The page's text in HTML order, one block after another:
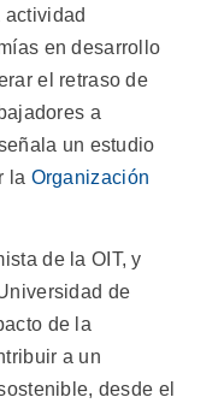
en desarrollo
el retraso de
a
un estudio
la Organización
de la OIT, y
de
de la
a un
desde el